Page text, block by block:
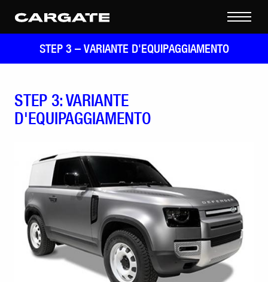
STEP 3 – VARIANTE D'EQUIPAGGIAMENTO
STEP 3: VARIANTE
D'EQUIPAGGIAMENTO